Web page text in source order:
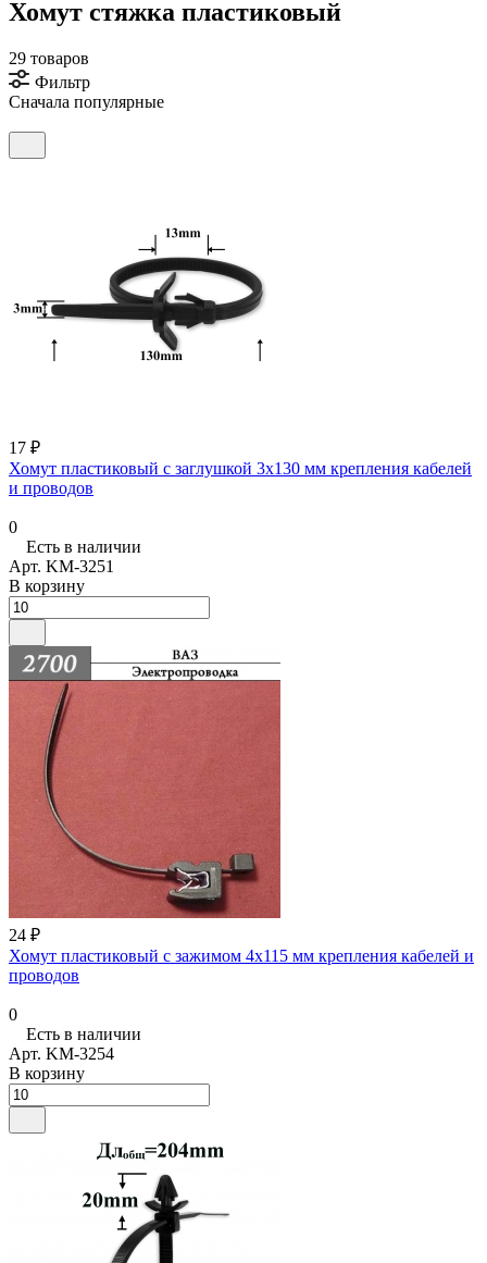
Хомут стяжка пластиковый
29 товаров
Фильтр
Сначала популярные
17 ₽
Хомут пластиковый с заглушкой 3х130 мм крепления кабелей
и проводов
0
Есть в наличии
Арт. KM-3251
В корзину
24 ₽
Хомут пластиковый с зажимом 4х115 мм крепления кабелей и
проводов
0
Есть в наличии
Арт. KM-3254
В корзину